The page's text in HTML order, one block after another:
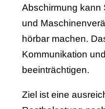
Abschirmung kann
und
hörbar machen.
Kommunikation
beeinträchtigen.
Ziel ist eine